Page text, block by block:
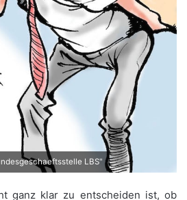
LBS"
ganz klar zu entscheiden ist, ob